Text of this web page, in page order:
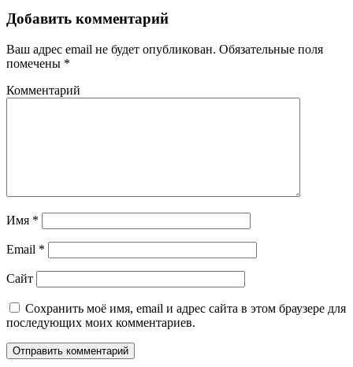
Добавить комментарий
Ваш адрес email не будет опубликован. Обязательные поля
помечены *
Комментарий
Имя *
Email *
Сайт
Сохранить моё имя, email и адрес сайта в этом браузере для
последующих моих комментариев.